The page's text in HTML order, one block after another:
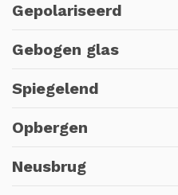
Gepolariseerd
Gebogen glas
Spiegelend
Opbergen
Neusbrug